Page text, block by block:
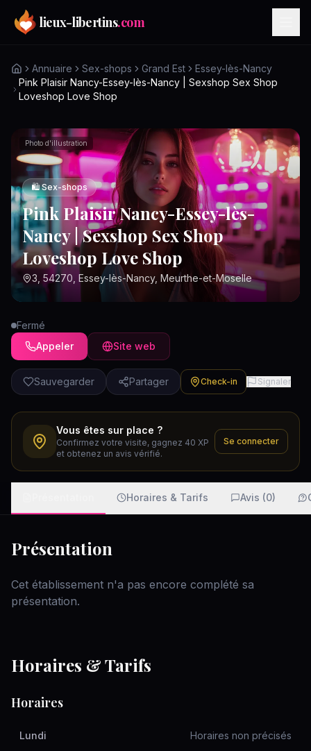
Aller au contenu principal
lieux-libertins.com
Annuaire Sex-shops Grand Est
Essey-lès-Nancy
Pink Plaisir Nancy-Essey-lès-Nancy | Sexshop Sex Shop
Loveshop Love Shop
Photo d'illustration
🛍️ Sex-shops
Pink Plaisir Nancy-Essey-lès-
Nancy | Sexshop Sex Shop
Loveshop Love Shop
3, 54270, Essey-lès-Nancy, Meurthe-et-Moselle
Fermé
Appeler
Site web
Sauvegarder Partager Check-in Signaler
Vous êtes sur place ?
Confirmez votre visite, gagnez 40 XP
et obtenez un avis vérifié.
Se connecter
Horaires & Tarifs Avis (0)
Présentation
Cet établissement n'a pas encore complété sa
présentation.
Horaires & Tarifs
Horaires
Lundi Horaires non précisés